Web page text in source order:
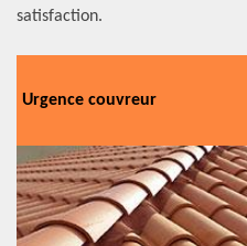
satisfaction.
Urgence couvreur